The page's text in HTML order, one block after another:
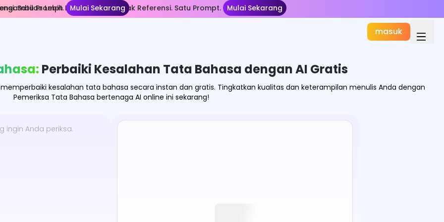
Satu Prompt. Mulai Sekarang
Lebih Lama. Lebih Banyak Referensi. Satu Prompt. Mulai Sekarang
masuk
Perbaiki Kesalahan Tata Bahasa dengan AI Gratis
kesalahan tata bahasa secara instan dan gratis. Tingkatkan kualitas dan keterampilan menulis Anda dengan
Pemeriksa Tata Bahasa bertenaga AI online ini sekarang!